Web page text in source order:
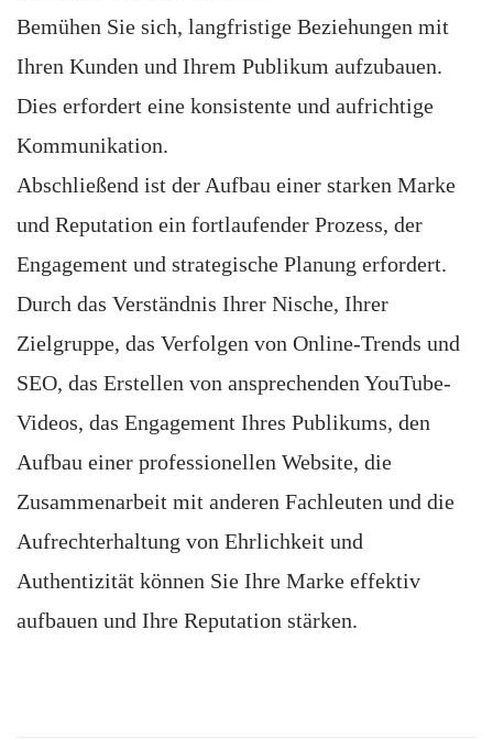
Bemühen Sie sich, langfristige Beziehungen mit
Ihren Kunden und Ihrem Publikum aufzubauen.
Dies erfordert eine konsistente und aufrichtige
Kommunikation.
Abschließend ist der Aufbau einer starken Marke
und Reputation ein fortlaufender Prozess, der
Engagement und strategische Planung erfordert.
Durch das Verständnis Ihrer Nische, Ihrer
Zielgruppe, das Verfolgen von Online-Trends und
SEO, das Erstellen von ansprechenden YouTube-
Videos, das Engagement Ihres Publikums, den
Aufbau einer professionellen Website, die
Zusammenarbeit mit anderen Fachleuten und die
Aufrechterhaltung von Ehrlichkeit und
Authentizität können Sie Ihre Marke effektiv
aufbauen und Ihre Reputation stärken.